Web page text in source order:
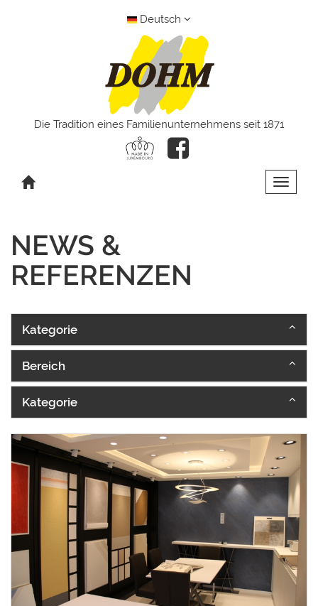
Deutsch
Die Tradition eines Familienunternehmens seit 1871
Toggle
NEWS &
REFERENZEN
Kategorie
Bereich
Kategorie